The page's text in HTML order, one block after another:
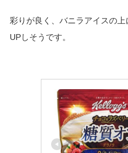
彩りが良く、バニラアイスの
UPしそうです。